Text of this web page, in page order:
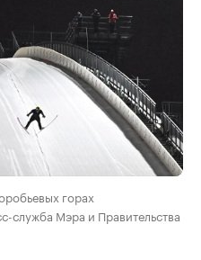
горах
служба Мэра и Правительства